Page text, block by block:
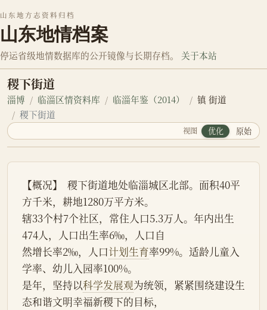
山东地方志资料归档
山东地情档案
停运省级地情数据库的公开镜像与长期存档。 关于本站
稷下街道
淄博 临淄区情资料库 临淄年鉴（2014）
镇 街道
稷下街道
视图 优化 原始
【概况】  稷下街道地处临淄城区北部。面积40平
方千米，耕地1280万平方米。
辖33个村7个社区，常住人口5.3万人。年内出生
474人，人口出生率6‰，人口自
然增长率2‰，人口计划生育率99%。适龄儿童入
学率、幼儿入园率100%。
是年，坚持以科学发展观为统领，紧紧围绕建设生
态和谐文明幸福新稷下的目标，